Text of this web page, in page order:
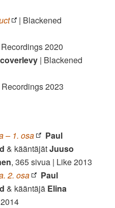
| Blackened
2020
coverlevy | Blackened
2023
– 1. osa
Paul
& kääntäjätJuuso
, 365 sivua | Like 2013
2. osa
Paul
& kääntäjä Elina